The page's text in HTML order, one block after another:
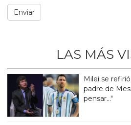
LAS MÁS
Milei se
padre de
pensar..."